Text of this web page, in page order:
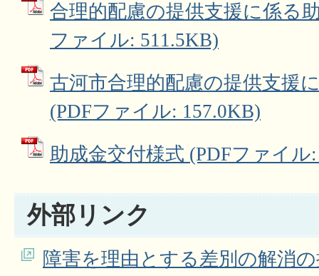
合理的配慮の提供支援に係る
ファイル: 511.5KB)
古河市合理的配慮の提供支援
(PDFファイル: 157.0KB)
助成金交付様式 (PDFファイル
外部リンク
障害を理由とする差別の解消